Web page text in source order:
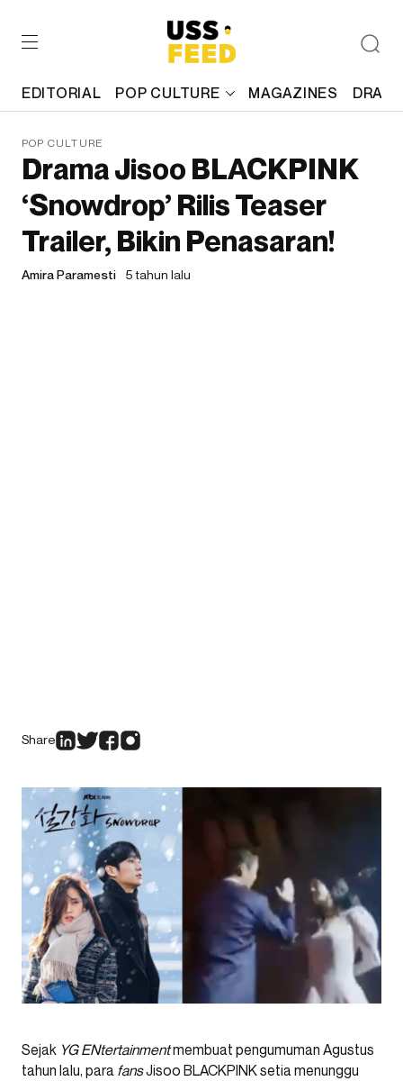
EDITORIAL POP CULTURE MAGAZINES
POP CULTURE
Drama Jisoo BLACKPINK
‘Snowdrop’ Rilis Teaser
Trailer, Bikin Penasaran!
Amira Paramesti 5 tahun lalu
Share
Sejak YG ENtertainmentmembuat pengumuman Agustus
tahun lalu, para fansJisoo BLACKPINKsetia menunggu